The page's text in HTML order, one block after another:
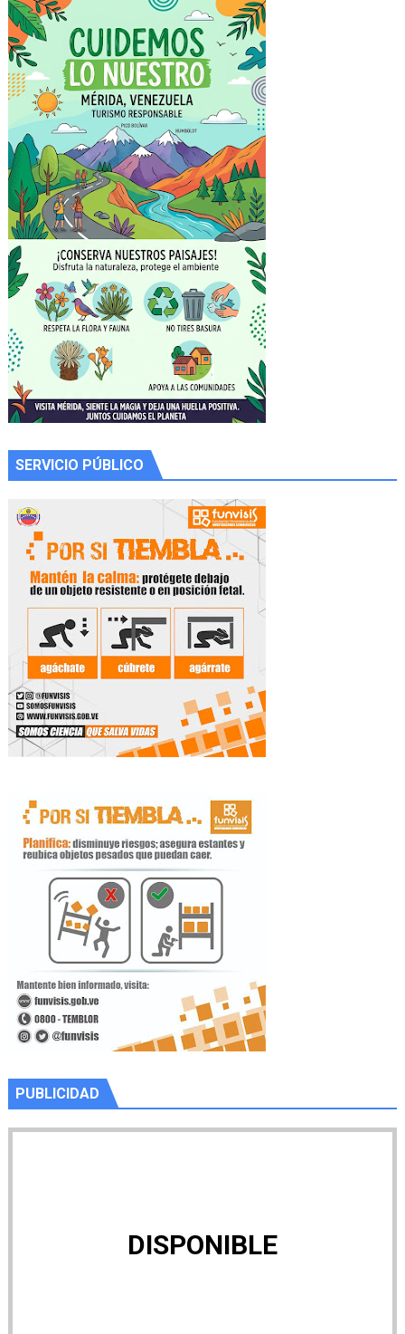
SERVICIO PÚBLICO
PUBLICIDAD
DISPONIBLE